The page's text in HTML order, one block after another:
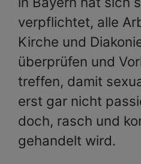
verpflichtet, alle
Kirche und
überprüfen und
treffen, damit
erst gar nicht
doch, rasch und
gehandelt wird.